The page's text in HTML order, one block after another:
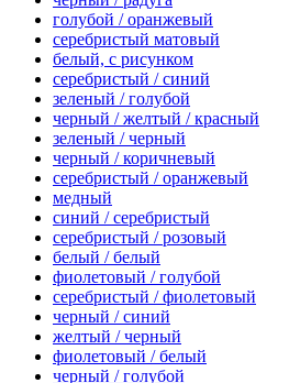
голубой / оранжевый
серебристый матовый
белый, с рисунком
серебристый / синий
зеленый / голубой
черный / желтый / красный
зеленый / черный
черный / коричневый
серебристый / оранжевый
медный
синий / серебристый
серебристый / розовый
белый / белый
фиолетовый / голубой
серебристый / фиолетовый
черный / синий
желтый / черный
фиолетовый / белый
черный / голубой